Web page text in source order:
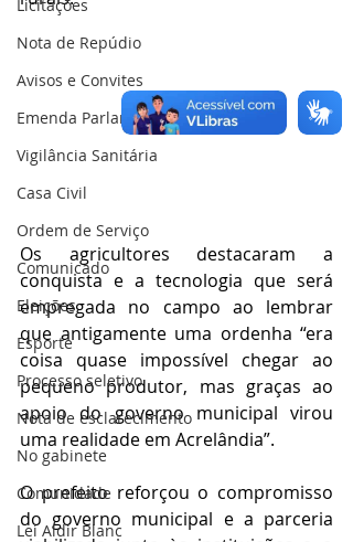
Licitações
Nota de Repúdio
Avisos e Convites
Emenda Parlamentar
Vigilância Sanitária
Casa Civil
Ordem de Serviço
Comunicado
Eleições
Esporte
Processo seletivo
Nota de esclarecimento
No gabinete
Comunidade
Lei Aldir Blanc
Os agricultores destacaram a
conquista e a tecnologia que será
empregada no campo ao lembrar
que antigamente uma ordenha “era
coisa quase impossível chegar ao
pequeno produtor, mas graças ao
apoio do governo municipal virou
uma realidade em Acrelândia”.
O prefeito reforçou o compromisso
do governo municipal e a parceria